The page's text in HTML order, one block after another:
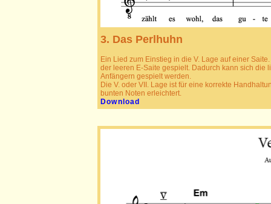
3. Das Perlhuhn
Ein Lied zum Einstieg in die V. Lage auf einer
der leeren E-Saite gespielt. Dadurch kann sich die
Anfängern gespielt werden.
Die V. oder VII. Lage ist für eine korrekte
bunten Noten erleichtert.
Download